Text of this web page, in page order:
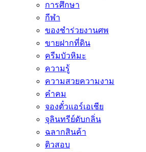
การศึกษา
กีฬา
ของชำร่วยงานศพ
ขายฝากที่ดิน
ครีมบัวหิมะ
ความรู้
ความสวยความงาม
คำคม
จองตั๋วแอร์เอเชีย
จุลินทรีย์ดับกลิ่น
ฉลากสินค้า
ติวสอบ